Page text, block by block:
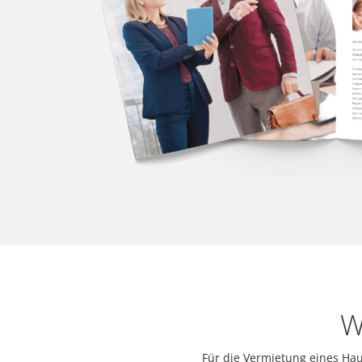
Für die Vermietung eines